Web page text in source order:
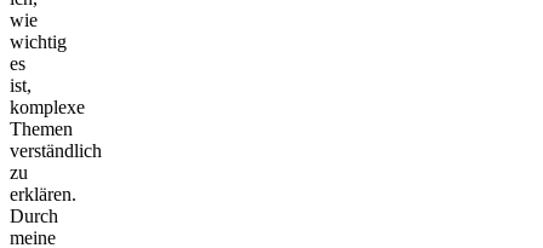
wie
wichtig
es
ist,
komplexe
Themen
verständlich
zu
erklären.
Durch
meine